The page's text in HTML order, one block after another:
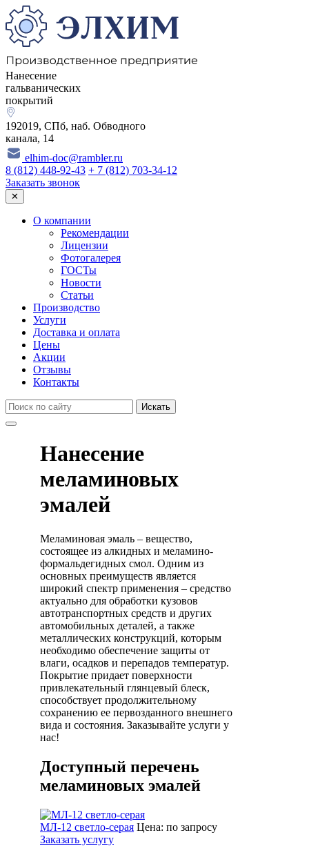
Нанесение
гальванических
покрытий
192019, СПб, наб. Обводного
канала, 14
elhim-doc@rambler.ru
8 (812) 448-92-43 + 7 (812) 703-34-12
Заказать звонок
✕
О компании
Рекомендации
Лицензии
Фотогалерея
ГОСТы
Новости
Статьи
Производство
Услуги
Доставка и оплата
Цены
Акции
Отзывы
Контакты
Искать
Нанесение
меламиновых
эмалей
Меламиновая эмаль – вещество,
состоящее из алкидных и меламино-
формальдегидных смол. Одним из
основных преимуществ является
широкий спектр применения – средство
актуально для обработки кузовов
автотранспортных средств и других
автомобильных деталей, а также
металлических конструкций, которым
необходимо обеспечение защиты от
влаги, осадков и перепадов температур.
Покрытие придает поверхности
привлекательный глянцевый блеск,
способствует продолжительному
сохранению ее первозданного внешнего
вида и состояния. Заказывайте услуги у
нас!
Доступный перечень
меламиновых эмалей
МЛ-12 светло-серая Цена: по запросу
Заказать услугу